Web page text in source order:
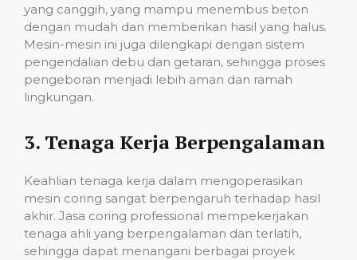
yang canggih, yang mampu menembus beton
dengan mudah dan memberikan hasil yang halus.
Mesin-mesin ini juga dilengkapi dengan sistem
pengendalian debu dan getaran, sehingga proses
pengeboran menjadi lebih aman dan ramah
lingkungan.
3. Tenaga Kerja Berpengalaman
Keahlian tenaga kerja dalam mengoperasikan
mesin coring sangat berpengaruh terhadap hasil
akhir. Jasa coring professional mempekerjakan
tenaga ahli yang berpengalaman dan terlatih,
sehingga dapat menangani berbagai proyek